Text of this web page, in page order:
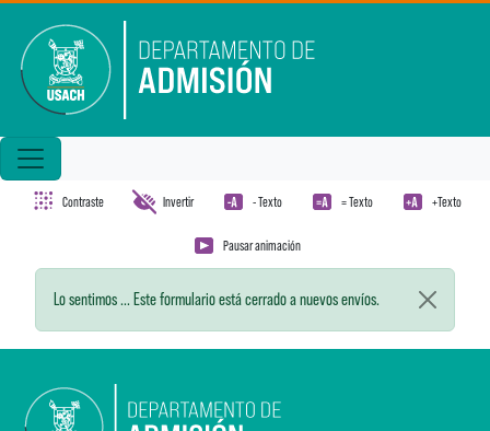
Contraste Invertir - Texto = Texto +Texto
Pausar animación
Mensaje de estado
Lo sentimos ... Este formulario está cerrado a nuevos envíos.